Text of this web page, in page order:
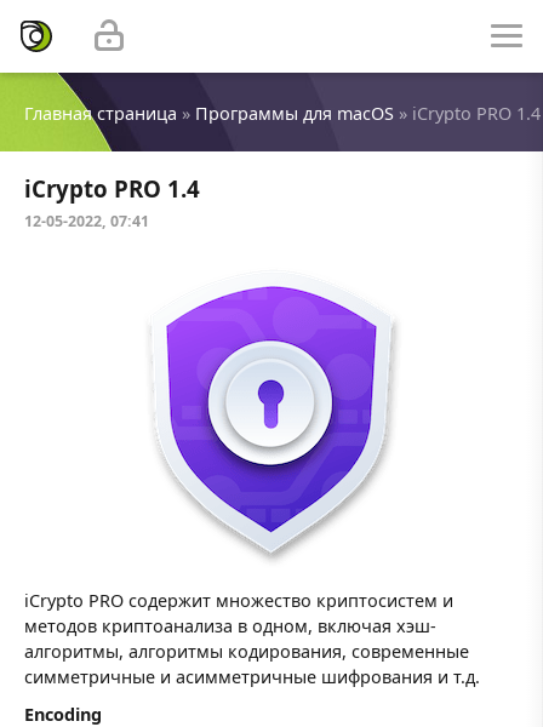
Главная страница » Программы для macOS » iCrypto PRO 1.4
iCrypto PRO 1.4
12-05-2022, 07:41
iCrypto PRO содержит множество криптосистем и
методов криптоанализа в одном, включая хэш-
алгоритмы, алгоритмы кодирования, современные
симметричные и асимметричные шифрования и т.д.
Encoding